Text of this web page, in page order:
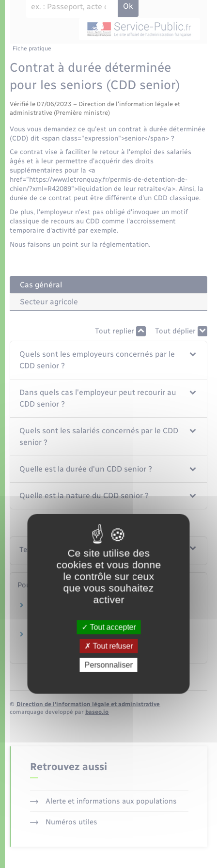
Eau - Assainissement
Transports
Transports scolaires
Logement - Urbanisme
Loisirs
Seniors
Nouvel habitant
Numérique
Organisation d’événement
Sécurité - Prévention
Voirie et espace public
Travaux - Autorisation d’occupation de l’espace
Présentation de la commune
La Communauté de communes
Fiche pratique
Contrat à durée déterminée
pour les seniors (CDD senior)
Vérifié le 07/06/2023 – Direction de l'information légale et
administrative (Première ministre)
Vous vous demandez ce qu'est un contrat à durée déterminée
(CDD) dit <span class="expression">senior</span> ?
Ce contrat vise à faciliter le retour à l'emploi des salariés
âgés et à leur permettre d'acquérir des droits
supplémentaires pour la <a
href="https://www.letronquay.fr/permis-de-detention-de-
chien/?xml=R42089">liquidation de leur retraite</a>. Ainsi, la
durée de ce contrat peut être différente d'un CDD classique.
De plus, l'employeur n'est pas obligé d'invoquer un motif
classique de recours au CDD comme l'accroissement
temporaire d'activité par exemple.
Nous faisons un point sur la réglementation.
Cas général
Secteur agricole
Tout replier Tout déplier
Quels sont les employeurs concernés par le
CDD senior ?
Dans quels cas l'employeur peut recourir au
CDD senior ?
Quels sont les salariés concernés par le CDD
senior ?
Quelle est la durée d'un CDD senior ?
Quelle est la nature du CDD senior ?
Textes de référence
Pour en savoir plus
Le contrat à durée déterminée senior (cas
Ministère chargé du travail
Le contrat à durée déterminée senior (secteur
Ministère chargé de l'agriculture
© Direction de l’information légale et administrative
comarquage developpé par baseo.io
Retrouvez aussi
Alerte et informations aux populations
Numéros utiles
Ce site utilise des
cookies et vous donne
le contrôle sur ceux
que vous souhaitez
activer
Tout accepter
Tout refuser
Personnaliser